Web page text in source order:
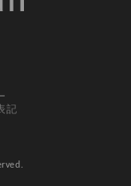
記